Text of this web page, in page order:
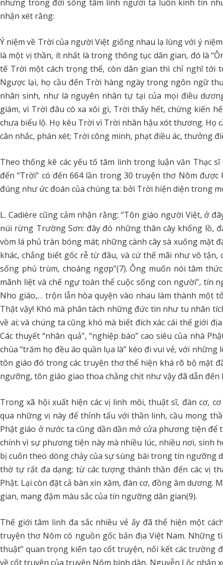
nhưng trong đời sống tâm linh người ta luôn kính tín
nhận xét rằng:
Ý niệm về Trời của người Việt giống nhau lạ lùng với ý
là một vị thần, ít nhất là trong thông tục dân gian, đó là
tế Trời một cách trọng thể, còn dân gian thì chỉ nghĩ
Ngược lại, họ cầu đến Trời hàng ngày trong ngôn ngữ
nhân sinh, như là nguyên nhân tự tại của mọi điều
giám, vì Trời đâu có xa xôi gì, Trời thấy hết, chứng kiến
chưa biểu lộ. Họ kêu Trời vì Trời nhân hậu xót thương.
cân nhắc, phán xét; Trời công minh, phạt điều ác, thưởng
Theo thống kê các yếu tố tâm linh trong luận văn Thạc
đến “Trời” có đến 664 lần trong 30 truyện thơ Nôm
đúng như ức đoán của chúng ta: bởi Trời hiện diện trong
L. Cadière cũng cảm nhận rằng: “Tôn giáo người Việt, ở
núi rừng Trường Sơn: đây đó những thân cây khổng lồ,
vòm lá phủ tràn bóng mát; những cành cây sà xuống mặt
khác, chẳng biết gốc rễ từ đâu, và cứ thế mãi như vô
sống phủ trùm, choáng ngợp”(7). Ông muốn nói tâm
mãnh liệt và chế ngự toàn thể cuộc sống con người”, tín
Nho giáo,… trộn lẫn hòa quyện vào nhau làm thành một
Thật vậy! Khó mà phân tách những đức tin như tu nhân
về ai; và chúng ta cũng khó mà biết đích xác cái thế giới
Các thuyết “nhân quả”, “nghiệp báo” cao siêu của nhà
chùa “trăm họ đều áo quần lụa là” kéo đi vui vẻ, với
tôn giáo đó trong các truyện thơ thể hiện khá rõ bộ mặt
ngưỡng, tôn giáo giao thoa chằng chịt như vậy đã dẫn đến
Trong xã hội xuất hiện các vị linh môi, thuật sĩ, đàn cơ,
qua những vị này để thỉnh tấu với thần linh, cầu mong
Phật giáo ở nước ta cũng dần dần mở cửa phương tiện
chính vì sự phương tiện này mà nhiều lúc, nhiều nơi, sinh
bị cuốn theo dòng chảy của sự sùng bái trong tín ngưỡng
thờ tự rất đa dạng; từ các tượng thánh thần đến các vị
Phật. Lại còn đặt cả bàn xin xăm, đàn cơ, đồng âm
gian, mang đậm màu sắc của tín ngưỡng dân gian(9).
Thế giới tâm linh đa sắc nhiều vẻ ấy đã thể hiện một
truyện thơ Nôm có nguồn gốc bản địa Việt Nam.
thuật” quan trọng kiến tạo cốt truyện, nối kết các trường
về cốt truyện của truyện Nôm bình dân, Nguyễn Lộc